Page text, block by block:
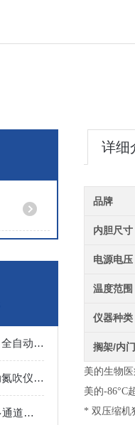
精密分析的核心工具：进口全自动氮吹仪的技术解析与应用前瞻
如何选择合适的进口全自动氮吹仪：实用指南
CQ1高内涵分析系统具备多通道荧光成像能力
详细
品牌
内胆尺寸
电源电压
温度范围
仪器种类
搁架/内
美的生物
美的-86°C
* 双压缩机